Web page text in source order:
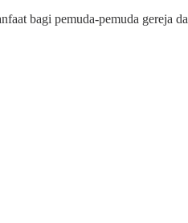
bagi pemuda-pemuda gereja